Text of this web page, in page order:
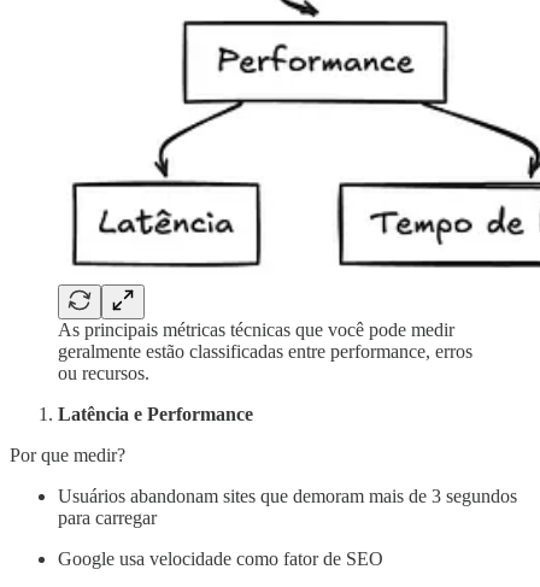
As principais métricas técnicas que você pode medir
geralmente estão classificadas entre performance, erros
ou recursos.
Latência e Performance
Por que medir?
Usuários abandonam sites que demoram mais de 3 segundos
para carregar
Google usa velocidade como fator de SEO